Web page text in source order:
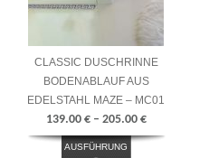
CLASSIC DUSCHRINNE
BODENABLAUF AUS
EDELSTAHL MAZE – MC01
139.00 €– 205.00 €
AUSFÜHRUNG